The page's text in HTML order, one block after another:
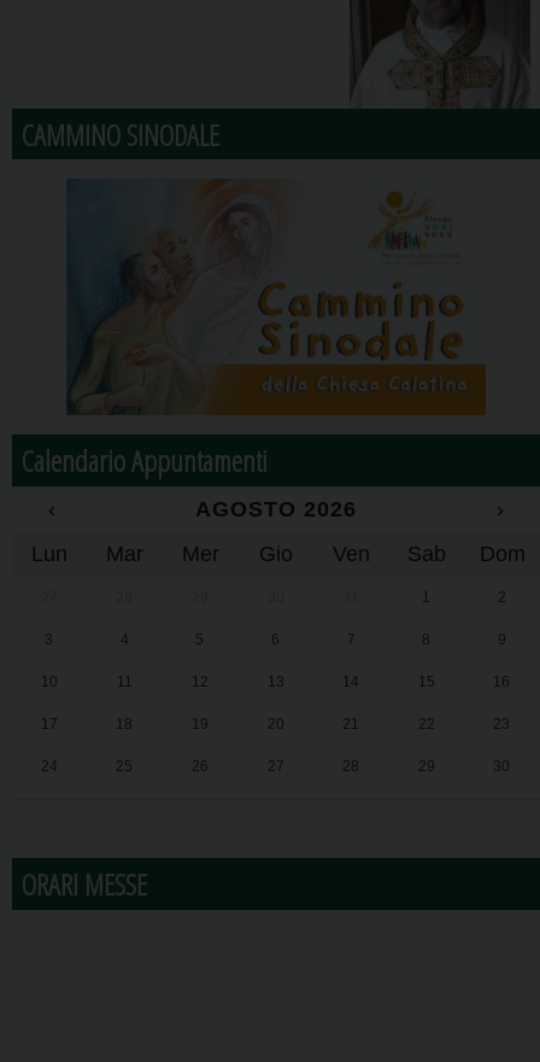
CAMMINO SINODALE
Calendario Appuntamenti
‹ AGOSTO 2026
›
Lun
Mar Mer Gio Ven Sab Dom
1 2
3 4 5 6 7 8 9
10 11 12 13 14 15 16
17 18 19 20 21 22 23
24 25 26 27 28 29 30
ORARI MESSE